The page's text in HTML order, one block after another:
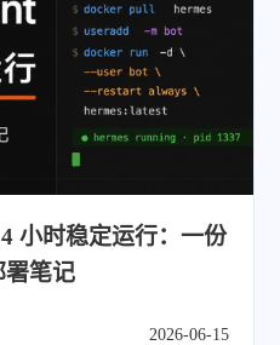
小时稳定运行：一份
署笔记
2026-06-15